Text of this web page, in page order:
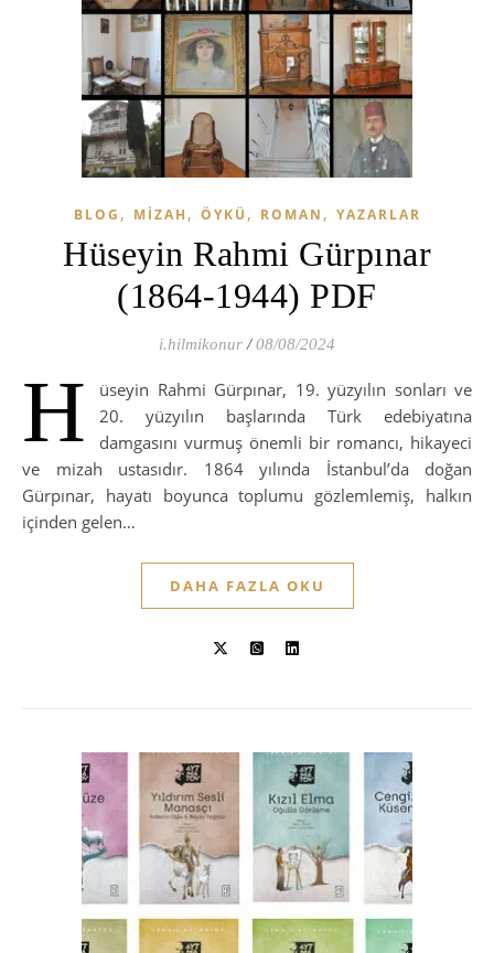
BLOG , MIZAH , ÖYKÜ , ROMAN , YAZARLAR
Hüseyin Rahmi Gürpınar
(1864-1944) PDF
i.hilmikonur / 08/08/2024
H
üseyin Rahmi Gürpınar, 19. yüzyılın sonları ve
20. yüzyılın başlarında Türk edebiyatına
damgasını vurmuş önemli bir romancı, hikayeci
ve mizah ustasıdır. 1864 yılında İstanbul’da doğan
Gürpınar, hayatı boyunca toplumu gözlemlemiş, halkın
içinden gelen…
DAHA FAZLA OKU